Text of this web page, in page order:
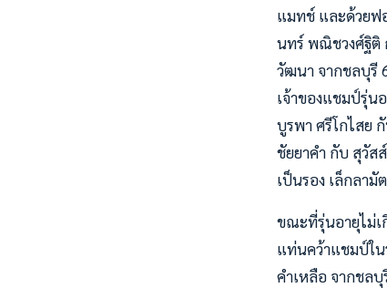
แมทช์ และด้วยฟ
นทร์ พณิชวงศ์ฐิติ
วัฒนา จากชลบุรี
เจ้าของแชมป์รุ่น
บูรพา ศรีโกไสย
ชัยยาคำ กับ สุวัส
เป็นรอง เล็กลามั
ขณะที่รุ่นอายุไม่
แท่นคว้าแชมป์ใ
คำเหลือ จากชล